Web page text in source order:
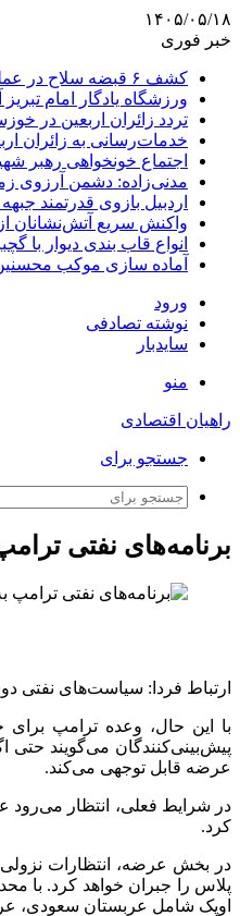
۱۴۰۵/۰۵/۱۸
خبر فوری
کشف ۶ قبضه سلاح در عملیات‌های محیط‌زیستی مازندران
ورزشگاه یادگار امام تبریز
تردد زائران اربعین در خوزستان از
خدمات‌رسانی به زائران
اجتماع خونخواهی رهبر
مدنی‌زاده: دشمن آرزوی
اردبیل بازوی قدرتمند
واکنش سریع آتش‌نشانان
انواع قاب بندی دیوار
آماده سازی موکب
ورود
نوشته تصادفی
سایدبار
منو
راهیان اقتصادی
جستجو برای
برنامه‌های نفتی
ارتباط فردا: سیاست‌های نفتی
با این حال، وعده ترامپ
عرضه قابل توجهی می‌کند.
در شرایط فعلی، انتظار می‌رود
کرد.
در بخش عرضه، انتظارات نزولی
اوپک شامل عربستان سعودی،